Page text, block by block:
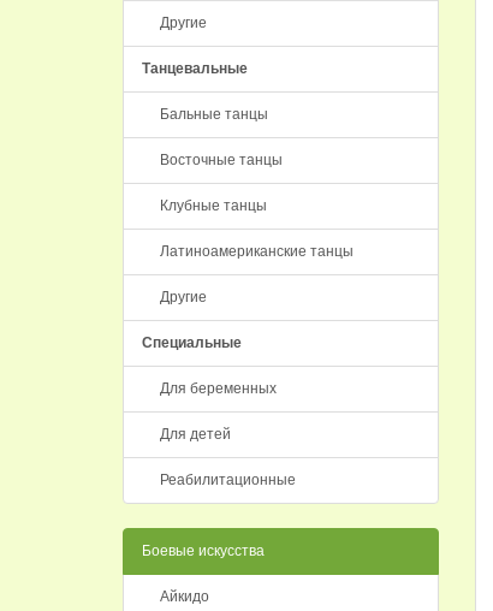
Другие
Танцевальные
Бальные танцы
Восточные танцы
Клубные танцы
Латиноамериканские танцы
Другие
Специальные
Для беременных
Для детей
Реабилитационные
Боевые искусства
Айкидо